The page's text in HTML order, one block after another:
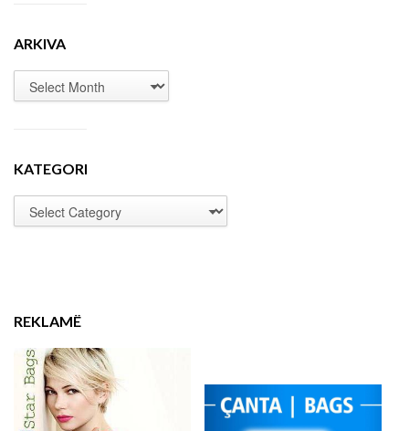
ARKIVA
KATEGORI
REKLAMË